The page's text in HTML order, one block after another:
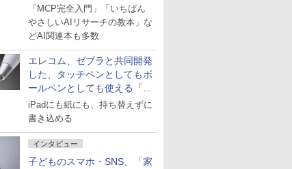
「MCP完全入門」「いちばん
やさしいAIリサーチの教本」な
どAI関連本も多数
エレコム、ゼブラと共同開発
した、タッチペンとしてもボ
ールペンとしても使える「ス
タイラスツーウェイ」発売
iPadにも紙にも、持ち替えずに
書き込める
インタビュー
子どものスマホ・SNS、「家